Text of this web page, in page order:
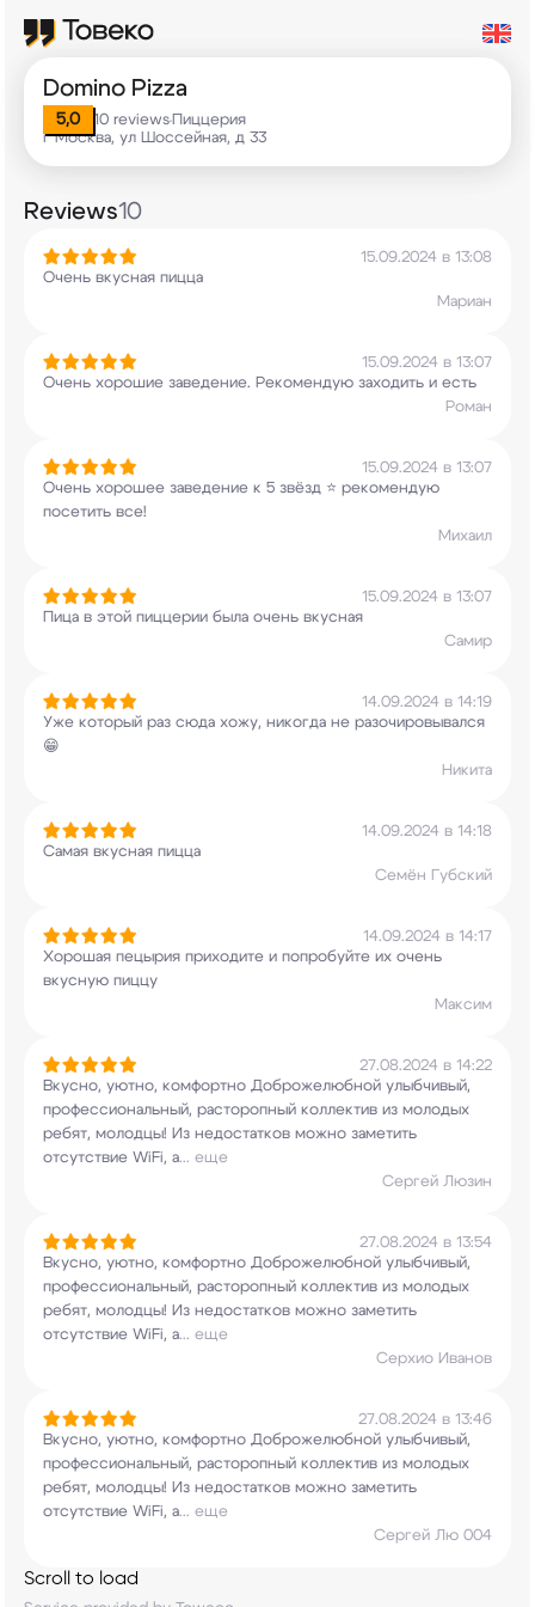
Domino Pizza
5,0 10 reviews•Пиццерия
г Москва, ул Шоссейная, д 33
Reviews10
15.09.2024 в 13:08
Очень вкусная пицца
Мариан
15.09.2024 в 13:07
Очень хорошие заведение. Рекомендую заходить и есть
Роман
15.09.2024 в 13:07
Очень хорошее заведение к 5 звёзд ⭐ рекомендую
посетить все!
Михаил
15.09.2024 в 13:07
Пица в этой пиццерии была очень вкусная
Самир
14.09.2024 в 14:19
Уже который раз сюда хожу, никогда не разочировывался
😁
Никита
14.09.2024 в 14:18
Самая вкусная пицца
Семён Губский
14.09.2024 в 14:17
Хорошая пецырия приходите и попробуйте их очень
вкусную пиццу
Максим
27.08.2024 в 14:22
Вкусно, уютно, комфортно Доброжелюбной улыбчивый,
профессиональный, расторопный коллектив из молодых
ребят, молодцы! Из недостатков можно заметить
отсутствие WiFi, а... еще
Сергей Люзин
27.08.2024 в 13:54
Вкусно, уютно, комфортно Доброжелюбной улыбчивый,
профессиональный, расторопный коллектив из молодых
ребят, молодцы! Из недостатков можно заметить
отсутствие WiFi, а... еще
Серхио Иванов
27.08.2024 в 13:46
Вкусно, уютно, комфортно Доброжелюбной улыбчивый,
профессиональный, расторопный коллектив из молодых
ребят, молодцы! Из недостатков можно заметить
отсутствие WiFi, а... еще
Сергей Лю 004
Scroll to load